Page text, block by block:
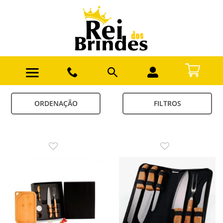
ORDENAÇÃO FILTROS